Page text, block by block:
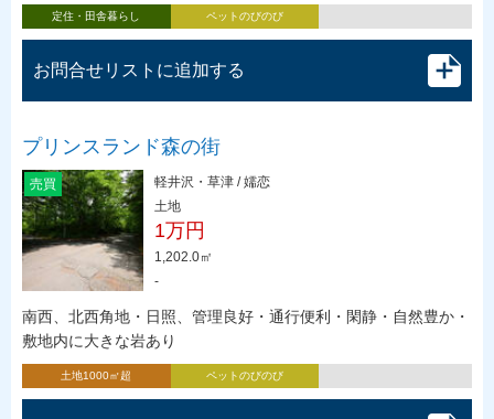
定住・田舎暮らし ペットのびのび
お問合せリストに追加する
プリンスランド森の街
売買
軽井沢・草津 / 嬬恋
土地
1万円
1,202.0㎡
-
南西、北西角地・日照、管理良好・通行便利・閑静・自然豊か・
敷地内に大きな岩あり
土地1000㎡超 ペットのびのび